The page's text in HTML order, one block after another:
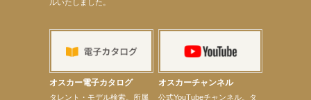
【上戸彩】「サントリードリームマッチ2026」 始球式
【elfin’】9月27日（日）「Beauty Voice Theater Reboot Vol.3」開催決定！
【本田紗来】「Ray」9月号発売中！
【宇垣美里】「マンガ【推しの子】展‐星のキセキ‐」オープニングイベント
【昆虫ハンター牧田習】7月25日（土）NHKラジオ「石丸謙二郎の山カフェ」出演
ルいたしました。
オスカー電子カタログ
タレント・モデル検索。所属
オスカーチャンネル
公式YouTubeチャンネル。タ